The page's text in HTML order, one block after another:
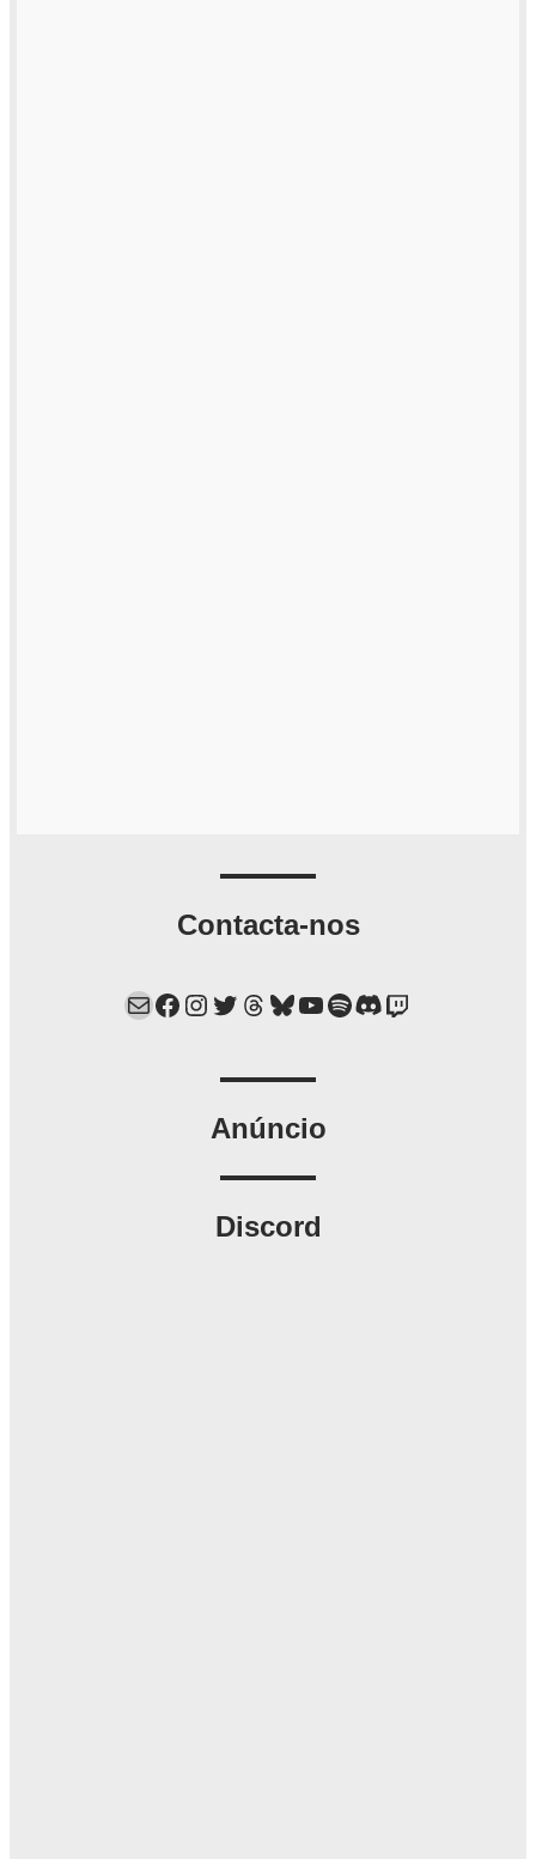
Contacta-nos
Mail Facebook Instagram Twitter Threads Bluesky YouTube Spotify Discord Twitch
Anúncio
Discord